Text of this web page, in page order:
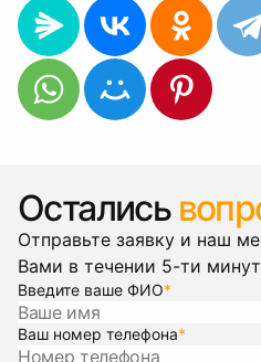
Остались
Отправьте заявку и наш
Вами в течении 5-ти
Введите ваше ФИО*
Ваш номер телефона*